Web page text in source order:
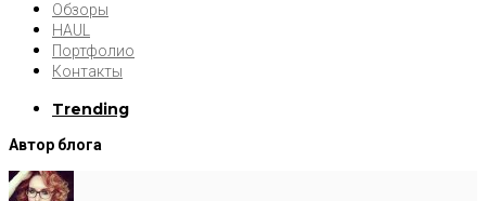
Обзоры
HAUL
Портфолио
Контакты
Trending
Автор блога